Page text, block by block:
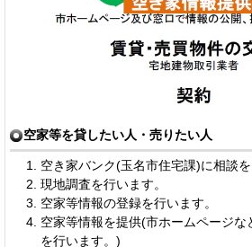
空家等を貸したい人・売りたい人
空き家バンク(玉名市住宅課)に相談を
現地調査を行います。
空家等情報の登録を行います。
空家等情報を提供(市ホームページな
を行います。)